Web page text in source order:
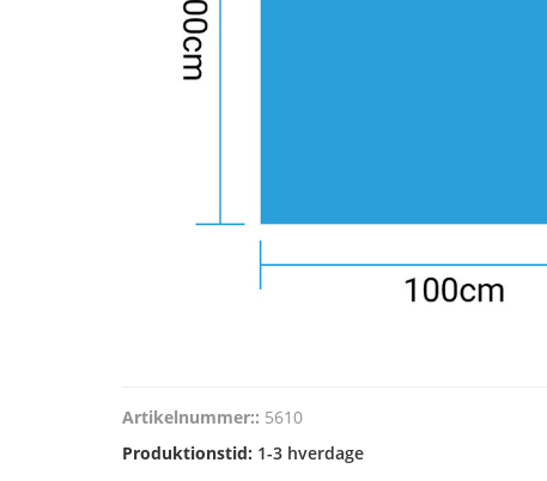
Artikelnummer:: 5610
Produktionstid: 1-3 hverdage